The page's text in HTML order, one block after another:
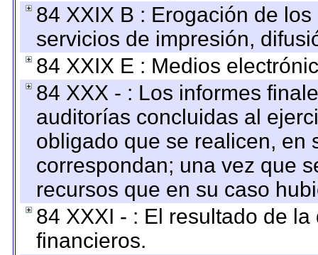
84 XXIX B : Erogación de
servicios de impresión,
84 XXIX E : Medios
84 XXX - : Los informes
auditorías concluidas al
obligado que se realicen, en
correspondan; una vez que
recursos que en su caso
84 XXXI - : El resultado de
financieros.